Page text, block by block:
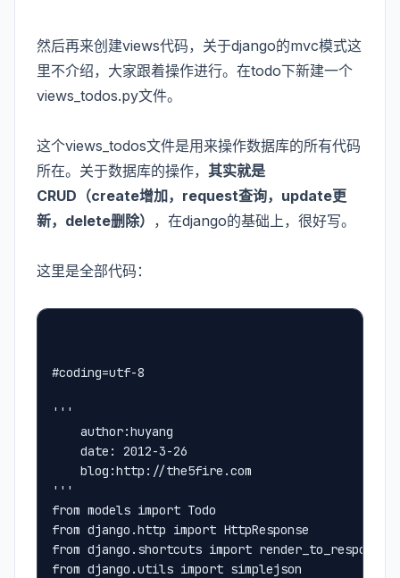
然后再来创建views代码，关于django的mvc模式这
里不介绍，大家跟着操作进行。在todo下新建一个
views_todos.py文件。
这个views_todos文件是用来操作数据库的所有代码
所在。关于数据库的操作， 其实就是
CRUD（create增加，request查询，update更
新，delete删除） ，在django的基础上，很好写。
这里是全部代码：
#coding=utf-8
'''
    author:huyang
    date: 2012-3-26
    blog:http://the5fire.com
'''
from models import Todo
from django.http import HttpResponse
from django.shortcuts import render_to_response
from django.utils import simplejson